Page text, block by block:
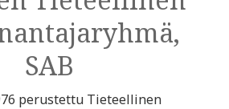
SAB
perustettu Tieteellinen